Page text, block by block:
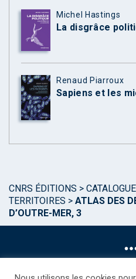
Michel Hastings
La disgrâce
Renaud Piarroux
Sapiens et les
CNRS ÉDITIONS > CATALOGUE
TERRITOIRES > ATLAS DES
D’OUTRE-MER, 3